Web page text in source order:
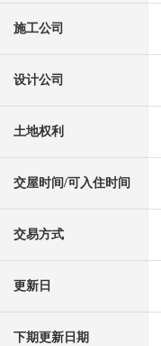
施工公司
设计公司
土地权利
交屋时间/可入住时间
交易方式
更新日
下期更新日期